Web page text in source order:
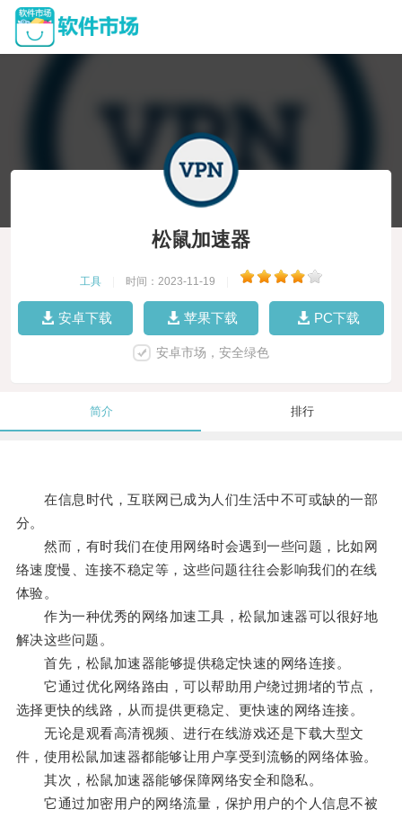
松鼠加速器
工具 时间：2023-11-19
安卓下载 苹果下载 PC下载
安卓市场，安全绿色
简介 排行
在信息时代，互联网已成为人们生活中不可或缺的一部
分。
然而，有时我们在使用网络时会遇到一些问题，比如网
络速度慢、连接不稳定等，这些问题往往会影响我们的在线
体验。
作为一种优秀的网络加速工具，松鼠加速器可以很好地
解决这些问题。
首先，松鼠加速器能够提供稳定快速的网络连接。
它通过优化网络路由，可以帮助用户绕过拥堵的节点，
选择更快的线路，从而提供更稳定、更快速的网络连接。
无论是观看高清视频、进行在线游戏还是下载大型文
件，使用松鼠加速器都能够让用户享受到流畅的网络体验。
其次，松鼠加速器能够保障网络安全和隐私。
它通过加密用户的网络流量，保护用户的个人信息不被